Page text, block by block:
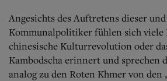
Angesichts des Auftretens dieser
Kommunalpolitiker fühlen sich viele
chinesische Kulturrevolution oder
Kambodscha erinnert und sprechen
analog zu den Roten Khmer von den